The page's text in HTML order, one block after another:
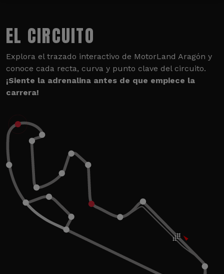
EL CIRCUITO
Explora el trazado interactivo de MotorLand Aragón y
conoce cada recta, curva y punto clave del circuito.
¡Siente la adrenalina antes de que empiece la
carrera!